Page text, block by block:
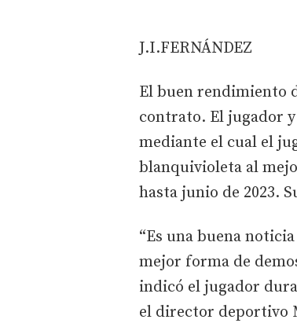
J.I.FERNÁNDEZ
El buen rendimiento
contrato. El jugador
mediante el cual el
blanquivioleta al
hasta junio de 2023.
“Es una buena
mejor forma de
indicó el jugador
el director deportivo